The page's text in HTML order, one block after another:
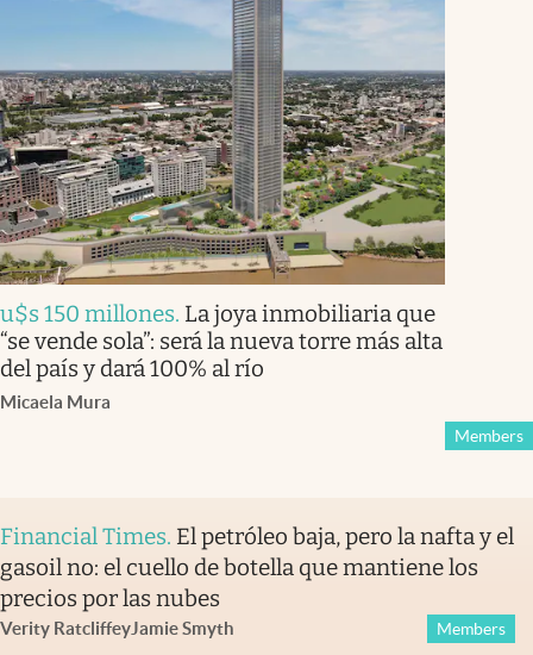
u$s 150 millones. La joya inmobiliaria que
“se vende sola”: será la nueva torre más alta
del país y dará 100% al río
Micaela Mura
Members
Financial Times. El petróleo baja, pero la nafta y el
gasoil no: el cuello de botella que mantiene los
precios por las nubes
Verity RatcliffeyJamie Smyth Members